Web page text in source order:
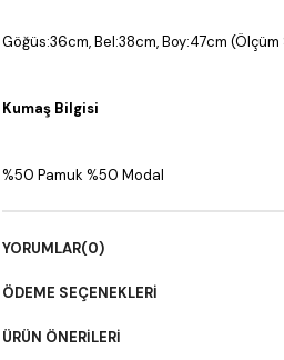
Göğüs:36cm, Bel:38cm, Boy:47cm (Ölçüm
Kumaş Bilgisi
%50 Pamuk %50 Modal
YORUMLAR(0)
ÖDEME SEÇENEKLERI
ÜRÜN ÖNERILERI